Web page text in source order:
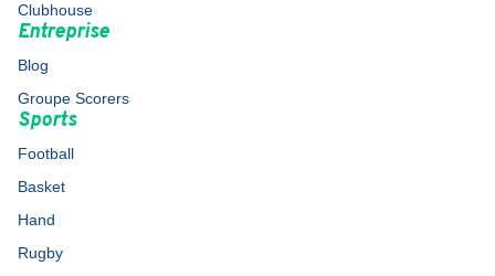
Clubhouse
Entreprise
Blog
Groupe Scorers
Sports
Football
Basket
Hand
Rugby